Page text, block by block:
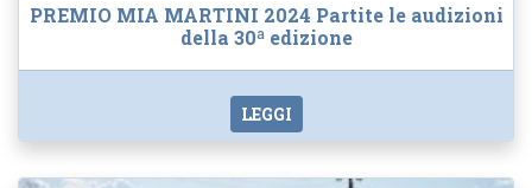
PREMIO MIA MARTINI 2024 Partite le audizioni
della 30ª edizione
LEGGI